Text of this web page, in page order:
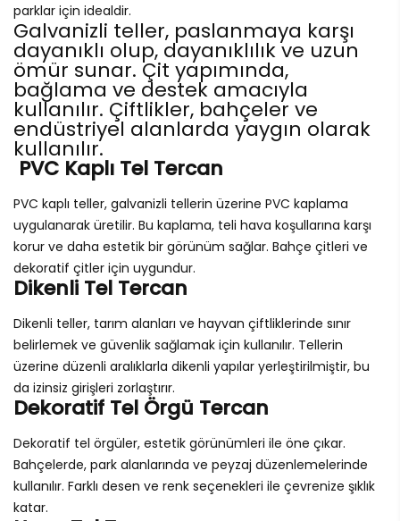
parklar için idealdir.
Galvanizli teller, paslanmaya karşı
dayanıklı olup, dayanıklılık ve uzun
ömür sunar. Çit yapımında,
bağlama ve destek amacıyla
kullanılır. Çiftlikler, bahçeler ve
endüstriyel alanlarda yaygın olarak
kullanılır.
PVC Kaplı Tel Tercan
PVC kaplı teller, galvanizli tellerin üzerine PVC kaplama
uygulanarak üretilir. Bu kaplama, teli hava koşullarına karşı
korur ve daha estetik bir görünüm sağlar. Bahçe çitleri ve
dekoratif çitler için uygundur.
Dikenli Tel Tercan
Dikenli teller, tarım alanları ve hayvan çiftliklerinde sınır
belirlemek ve güvenlik sağlamak için kullanılır. Tellerin
üzerine düzenli aralıklarla dikenli yapılar yerleştirilmiştir, bu
da izinsiz girişleri zorlaştırır.
Dekoratif Tel Örgü Tercan
Dekoratif tel örgüler, estetik görünümleri ile öne çıkar.
Bahçelerde, park alanlarında ve peyzaj düzenlemelerinde
kullanılır. Farklı desen ve renk seçenekleri ile çevrenize şıklık
katar.